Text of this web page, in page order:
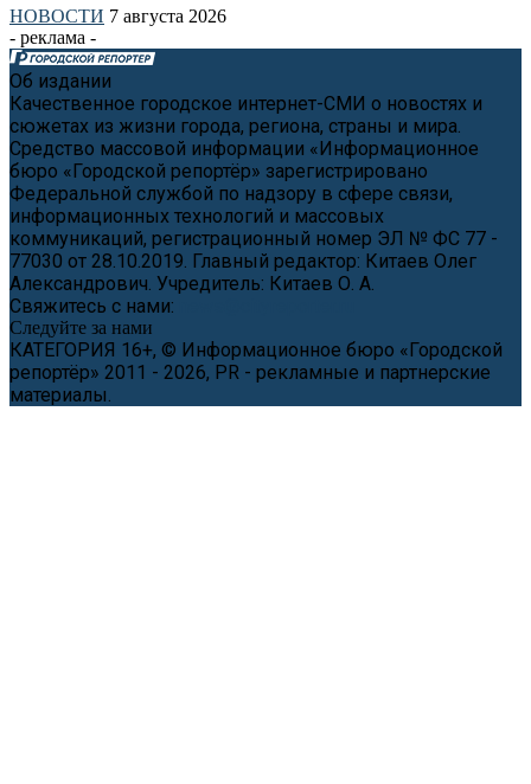
НОВОСТИ 7 августа 2026
- реклама -
Об издании
Качественное городское интернет-СМИ о новостях и
сюжетах из жизни города, региона, страны и мира.
Средство массовой информации «Информационное
бюро «Городской репортёр» зарегистрировано
Федеральной службой по надзору в сфере связи,
информационных технологий и массовых
коммуникаций, регистрационный номер ЭЛ № ФС 77 -
77030 от 28.10.2019. Главный редактор: Китаев Олег
Александрович. Учредитель: Китаев О. А.
Свяжитесь с нами:
Следуйте за нами
КАТЕГОРИЯ 16+, © Информационное бюро «Городской
репортёр» 2011 - 2026, PR - рекламные и партнерские
материалы.